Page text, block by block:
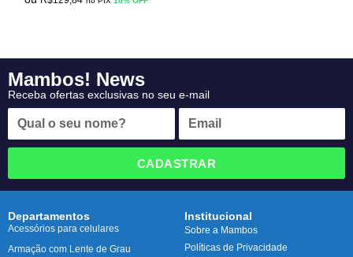
Mambos! News
Receba ofertas exclusivas no seu e-mail
CADASTRAR
Departamentos
Acessórios para celulares
Armação com Lente de Grau
Institucional
Sobre a Mambos
Políticas de Privacidade